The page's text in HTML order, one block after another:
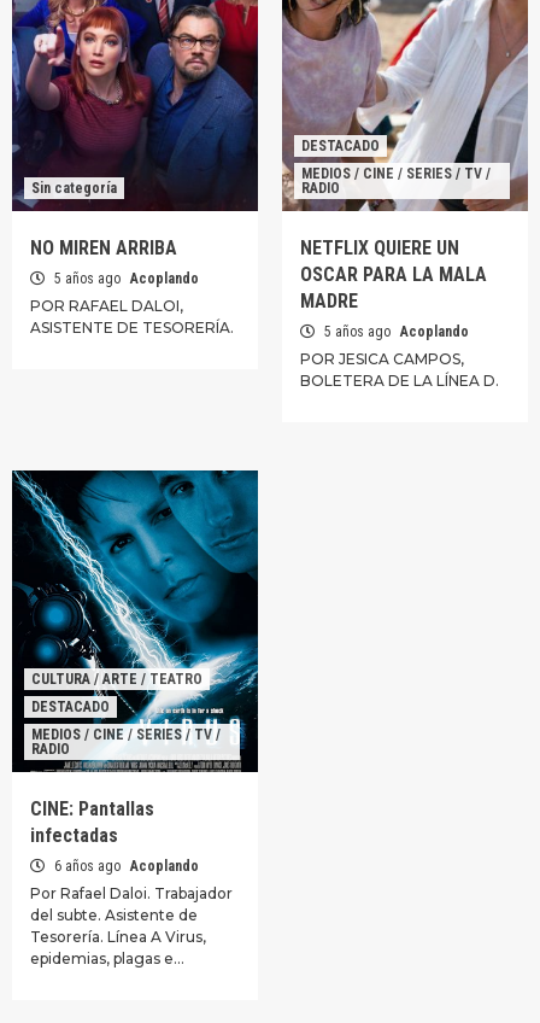
Sin categoría
NO MIREN ARRIBA
5 años ago Acoplando
POR RAFAEL DALOI,
ASISTENTE DE TESORERÍA.
DESTACADO
MEDIOS / CINE / SERIES / TV /
RADIO
NETFLIX QUIERE UN
OSCAR PARA LA MALA
MADRE
5 años ago Acoplando
POR JESICA CAMPOS,
BOLETERA DE LA LÍNEA D.
CULTURA / ARTE / TEATRO
DESTACADO
MEDIOS / CINE / SERIES / TV /
RADIO
CINE: Pantallas
infectadas
6 años ago Acoplando
Por Rafael Daloi. Trabajador
del subte. Asistente de
Tesorería. Línea A Virus,
epidemias, plagas e…